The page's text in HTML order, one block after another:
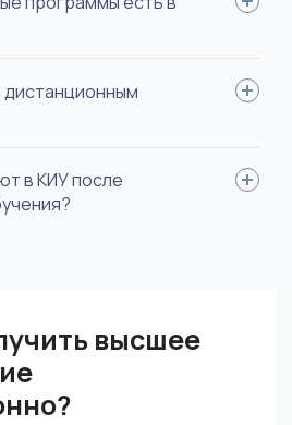
можно получить
юриспруденции,
дизайна, менеджмента, сервиса и
дистанционным
и экзамены, как правило, в
курсовых работ и дипломов –
в КИУ после
высшее